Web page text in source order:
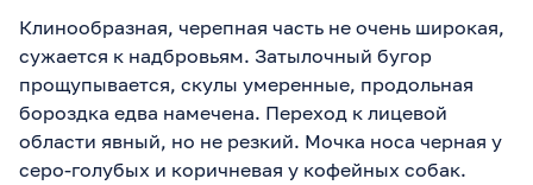
Клинообразная, черепная часть не очень широкая,
сужается к надбровьям. Затылочный бугор
прощупывается, скулы умеренные, продольная
бороздка едва намечена. Переход к лицевой
области явный, но не резкий. Мочка носа черная у
серо-голубых и коричневая у кофейных собак.